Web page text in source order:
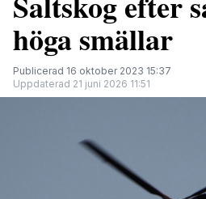
höga smällar
Publicerad 16 oktober 2023 15:37
Uppdaterad 21 juni 2026 11:51